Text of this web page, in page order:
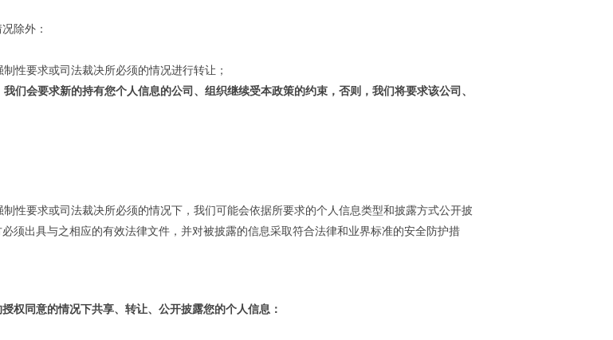
除外：
性要求或司法裁决所必须的情况进行转让；
们会要求新的持有您个人信息的公司、组织继续受本政策的约束，否则，我们将要求该公司、
性要求或司法裁决所必须的情况下，我们可能会依据所要求的个人信息类型和披露方式公开披
须出具与之相应的有效法律文件，并对被披露的信息采取符合法律和业界标准的安全防护措
权同意的情况下共享、转让、公开披露您的个人信息：